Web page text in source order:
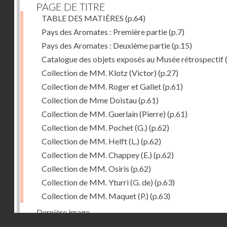
PAGE DE TITRE
TABLE DES MATIÈRES (p.64)
Pays des Aromates : Première partie(p.7)
Pays des Aromates : Deuxième partie(p.15)
Catalogue des objets exposés au Musée rétrospectif
Collection de MM. Klotz (Victor) (p.27)
Collection de MM. Roger et Gallet(p.61)
Collection de Mme Doistau(p.61)
Collection de MM. Guerlain (Pierre) (p.61)
Collection de MM. Pochet (G.) (p.62)
Collection de MM. Helft (L.) (p.62)
Collection de MM. Chappey (E.) (p.62)
Collection de MM. Osiris (p.62)
Collection de MM. Yturri (G. de) (p.63)
Collection de MM. Maquet (P.) (p.63)
Dernière image